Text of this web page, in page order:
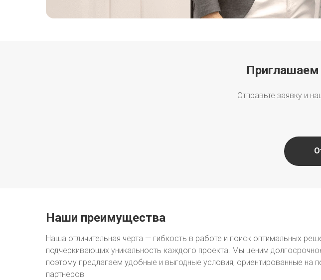
Приглашаем
Отправьте заявку и
Наши преимущества
Наша отличительная черта — гибкость в работе и поиск оптимальных
подчеркивающих уникальность каждого проекта. Мы ценим
поэтому предлагаем удобные и выгодные условия, ориентированные на
партнеров